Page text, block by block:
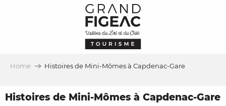
Home Histoires de Mini-Mômes à Capdenac-Gare
Histoires de Mini-Mômes à Capdenac-Gare